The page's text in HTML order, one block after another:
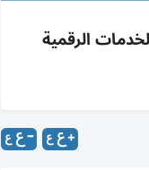
الرقمية